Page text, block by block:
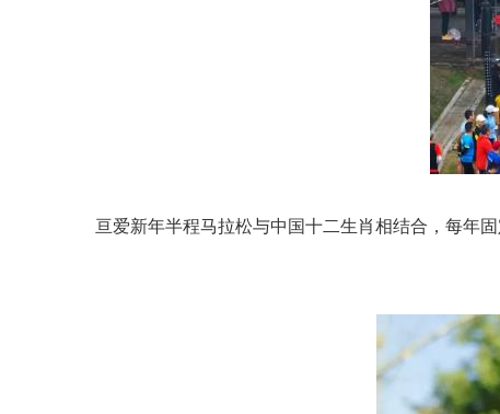
亘爱新年半程马拉松与中国十二生肖相结合，每年